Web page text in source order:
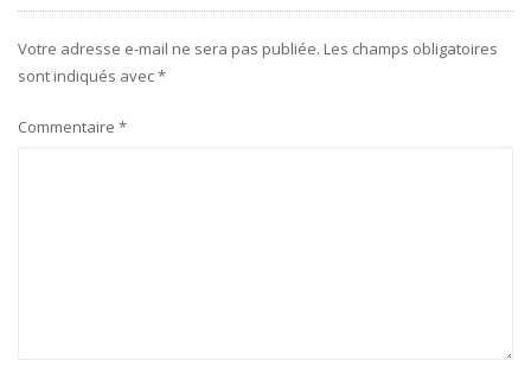
Votre adresse e-mail ne sera pas publiée. Les champs obligatoires
sont indiqués avec*
Commentaire *